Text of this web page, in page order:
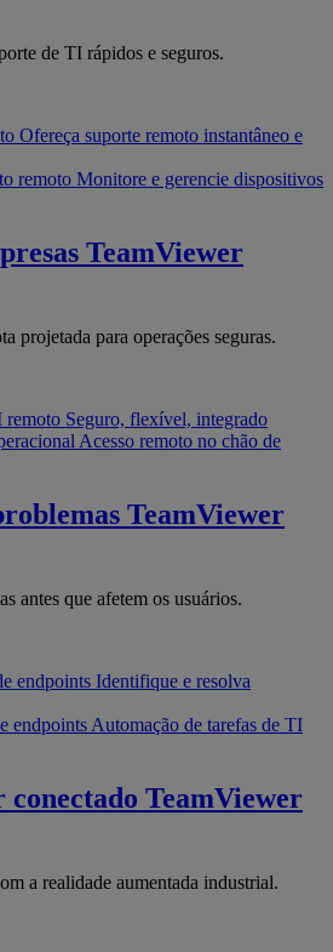
de TI rápidos e seguros.
Ofereça suporte remoto instantâneo e
remoto Monitore e gerencie dispositivos
TeamViewer
projetada para operações seguras.
remoto Seguro, flexível, integrado
Acesso remoto no chão de
TeamViewer
antes que afetem os usuários.
endpoints Identifique e resolva
endpoints Automação de tarefas de TI
TeamViewer
a realidade aumentada industrial.